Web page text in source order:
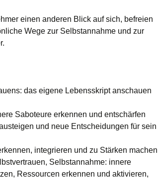
einen anderen Blick auf sich, befreien
Wege zur Selbstannahme und zur
das eigene Lebensskript anschauen
Saboteure erkennen und entschärfen
und neue Entscheidungen für sein
integrieren und zu Stärken machen
Selbstannahme: innere
Ressourcen erkennen und aktivieren,